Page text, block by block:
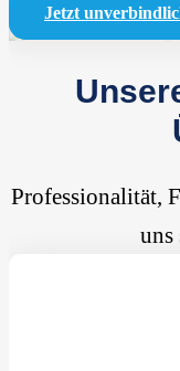
Jetzt
Professionalität,
uns